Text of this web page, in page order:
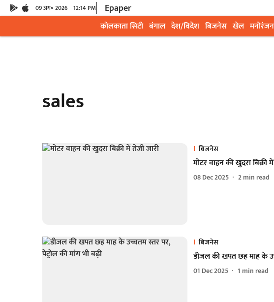
09 अग॰ 2026 12:14 PM Epaper
कोलकाता सिटी बंगाल देश/विदेश बिजनेस खेल मनोरंजन
sales
बिजनेस
मोटर वाहन की खुदरा बिक्री
08 Dec 2025 2min read
बिजनेस
डीजल की खपत छह माह के
01 Dec 2025 1 min read